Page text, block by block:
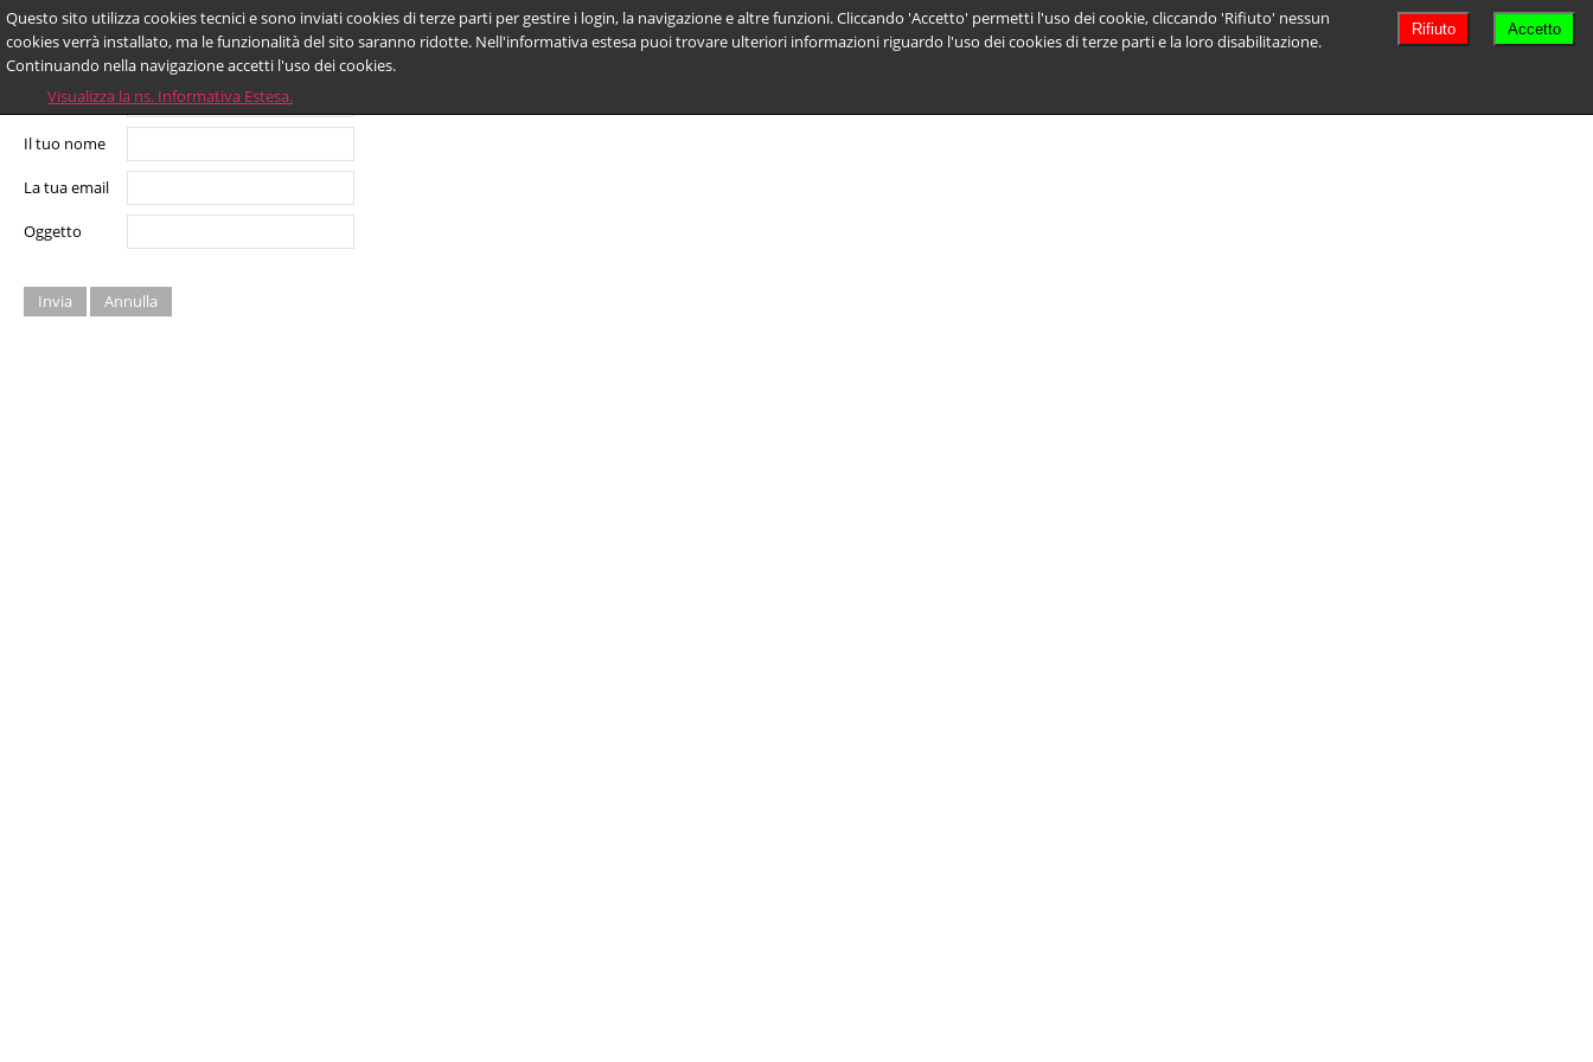
Invia ad un amico.
Email a
Il tuo nome
La tua email
Oggetto
Invia Annulla
Accetto
Rifiuto
Questo sito utilizza cookies tecnici e sono inviati cookies di terze parti per gestire i login, la navigazione e altre funzioni. Cliccando 'Accetto' permetti l'uso dei cookie, cliccando 'Rifiuto' nessun
cookies verrà installato, ma le funzionalità del sito saranno ridotte. Nell'informativa estesa puoi trovare ulteriori informazioni riguardo l'uso dei cookies di terze parti e la loro disabilitazione.
Continuando nella navigazione accetti l'uso dei cookies.
Visualizza la ns. Informativa Estesa.